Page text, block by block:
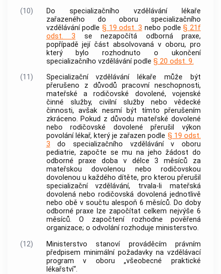
(10)
Do specializačního vzdělávánílékaře
zařazeného do oboru specializačního
vzdělávánípodle § 19 odst. 3 nebo podle§ 21f
odst. 3 se nezapočítá odborná praxe,
popřípadě její část absolvovaná v oboru, pro
který bylo rozhodnuto o ukončení
specializačního vzdělávánípodle § 20 odst. 9.
(11)
Specializační vzdělávánílékaře může být
přerušeno z důvodů pracovní neschopnosti,
mateřské a rodičovské dovolené, vojenské
činné služby, civilní služby nebo vědecké
činnosti, avšak nesmí být tímto přerušením
zkráceno. Pokud z důvodu mateřské dovolené
nebo rodičovské dovolené přerušil výkon
povolání lékař, který je zařazen podle § 19 odst.
3 do specializačního vzdělávánív oboru
pediatrie, započte se mu na jeho žádost do
odborné praxe doba v délce 3 měsíců za
mateřskou dovolenou nebo rodičovskou
dovolenou u každého dítěte, pro kterou přerušil
specializační vzdělávání, trvala-li mateřská
dovolená nebo rodičovská dovolená jednotlivě
nebo obě v součtu alespoň 6 měsíců. Do doby
odborné praxe lze započítat celkem nejvýše 6
měsíců. O započtení rozhodne pověřená
organizace; o odvolání rozhoduje ministerstvo.
(12)
Ministerstvo stanoví prováděcím právním
předpisem minimální požadavky na vzdělávací
program v oboru „všeobecné praktické
lékařství“.